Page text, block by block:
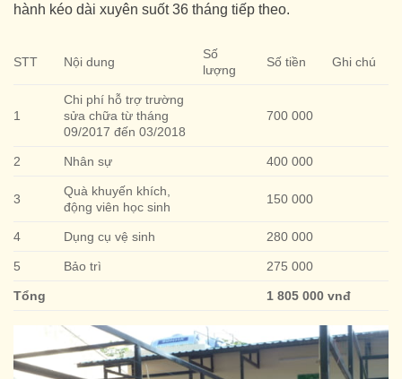
hành kéo dài xuyên suốt 36 tháng tiếp theo.
STT Nội dung
Số
lượng
Số tiền Ghi chú
1
Chi phí hỗ trợ trường
sửa chữa từ tháng
09/2017 đến 03/2018
700 000
2 Nhân sự 400 000
3
Quà khuyến khích,
động viên học sinh
150 000
4 Dụng cụ vệ sinh 280 000
5 Bảo trì 275 000
Tổng 1 805 000 vnđ